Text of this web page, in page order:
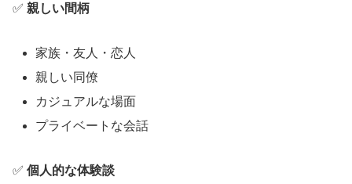
✅ 親しい間柄
家族・友人・恋人
親しい同僚
カジュアルな場面
プライベートな会話
✅ 個人的な体験談